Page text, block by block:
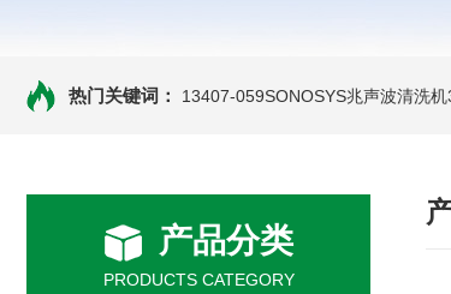
热门关键词： 13407-059SONOSYS兆声波清洗
产品分类
PRODUCTS CATEGORY